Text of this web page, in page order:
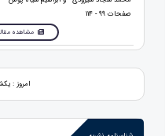
صفحات 99 - 114
مشاهده
امروز : یکشنبه، ۱۸